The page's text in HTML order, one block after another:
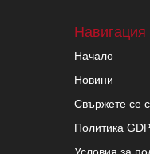
Навигация
Начало
Новини
Свържете се
Политика
Условия за